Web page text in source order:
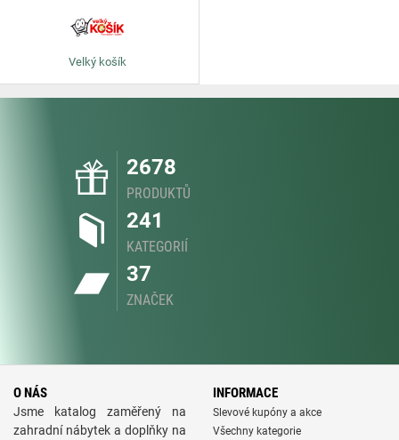
Velký košík
2678
PRODUKTŮ
241
KATEGORIÍ
37
ZNAČEK
O NÁS
Jsme katalog zaměřený na
zahradní nábytek a doplňky na
INFORMACE
Slevové kupóny a akce
Všechny kategorie